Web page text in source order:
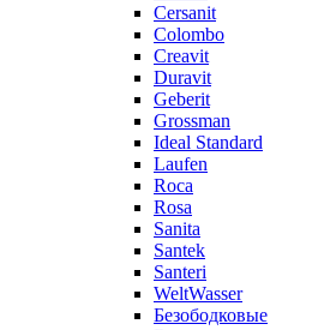
Cersanit
Colombo
Creavit
Duravit
Geberit
Grossman
Ideal Standard
Laufen
Roca
Rosa
Sanita
Santek
Santeri
WeltWasser
Безободковые